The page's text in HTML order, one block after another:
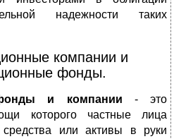
надежности таких
компании и
фонды.
и компании - это
которого частные лица
или активы в руки